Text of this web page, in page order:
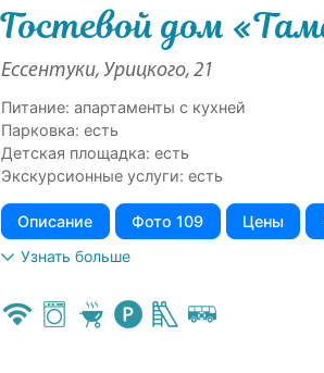
Гостевой дом
Ессентуки, Урицкого, 21
Питание: апартаменты с кухней
Парковка: есть
Детская площадка: есть
Экскурсионные услуги: есть
Описание Фото 109 Цены
Узнать больше